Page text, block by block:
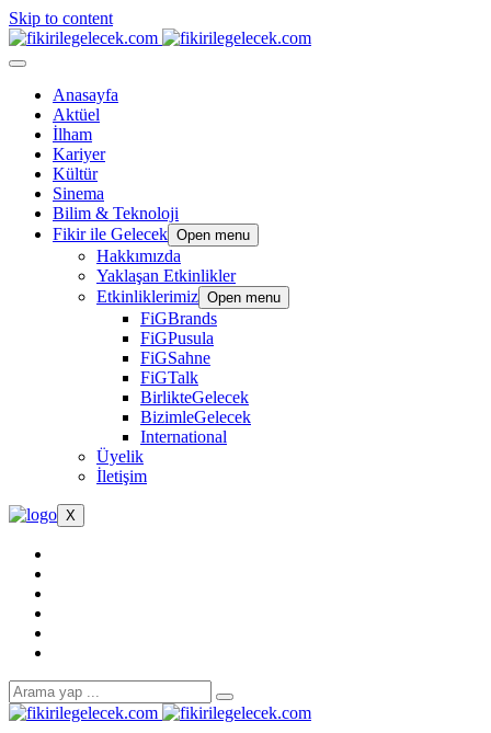
Skip to content
Anasayfa
Aktüel
İlham
Kariyer
Kültür
Sinema
Bilim & Teknoloji
Fikir ile Gelecek Open menu
Hakkımızda
Yaklaşan Etkinlikler
Etkinliklerimiz Open menu
FiGBrands
FiGPusula
FiGSahne
FiGTalk
BirlikteGelecek
BizimleGelecek
International
Üyelik
İletişim
X